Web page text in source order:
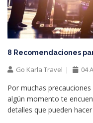
8 Recomendaciones
Go Karla Travel 04
Por muchas
algún momento te
detalles que pueden